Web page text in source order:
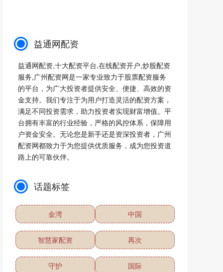
益通网配资
益通网配资,十大配资平台,在线配资开户,炒股配资
服务,广州配资网是一家专业致力于股票配资服务
的平台，为广大投资者提供安全、便捷、高效的资
金支持。我们专注于为用户打造灵活的配资方案，
满足不同投资需求，助力投资者实现财富增值。平
台拥有丰富的行业经验，严格的风控体系，保障用
户资金安全。无论您是新手还是资深投资者，广州
配资网都致力于为您提供优质服务，成为您投资道
路上的可靠伙伴。
话题标签
金湾 中国
智慧家配资 再次
守护 国际